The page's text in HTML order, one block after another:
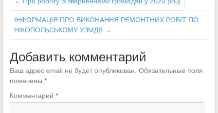
ІНФОРМАЦІЯ ПРО ВИКОНАННЯ РЕМОНТНИХ РОБІТ ПО
НІКОПОЛЬСЬКОМУ УЗМДВ →
Добавить комментарий
Ваш адрес email не будет опубликован. Обязательные поля
помечены *
Комментарий *